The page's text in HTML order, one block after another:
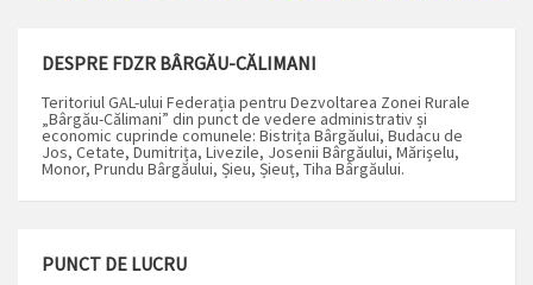
DESPRE FDZR BÂRGĂU-CĂLIMANI
Teritoriul GAL-ului Federația pentru Dezvoltarea Zonei Rurale
„Bârgău-Călimani” din punct de vedere administrativ și
economic cuprinde comunele: Bistrița Bârgăului, Budacu de
Jos, Cetate, Dumitrița, Livezile, Josenii Bârgăului, Mărișelu,
Monor, Prundu Bârgăului, Șieu, Șieuț, Tiha Bârgăului.
PUNCT DE LUCRU